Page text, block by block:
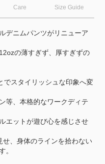
Care Size Guide
デニムパンツがリニューア
の薄すぎず、厚すぎずの
でスタイリッシュな印象へ変
等、本格的なワークディテ
エットが遊び心を感じさせ
、身体のラインを拾わない
。